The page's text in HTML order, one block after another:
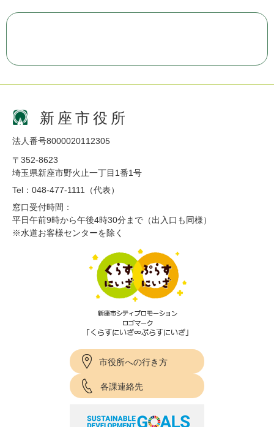
新座市役所
法人番号8000020112305
〒352-8623
埼玉県新座市野火止一丁目1番1号
Tel：048-477-1111（代表）
窓口受付時間：
平日午前9時から午後4時30分まで（出入口も同様）
※水道お客様センターを除く
市役所への行き方
各課連絡先